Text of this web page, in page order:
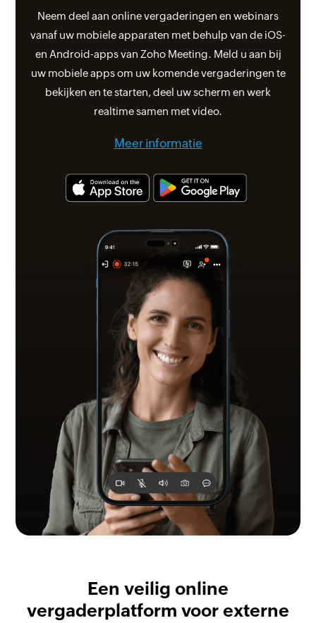
Neem deel aan online vergaderingen en webinars
vanaf uw mobiele apparaten met behulp van de iOS-
en Android-apps van Zoho Meeting. Meld u aan bij
uw mobiele apps om uw komende vergaderingen te
bekijken en te starten, deel uw scherm en werk
realtime samen met video.
Meer informatie
Een veilig online
vergaderplatform voor externe